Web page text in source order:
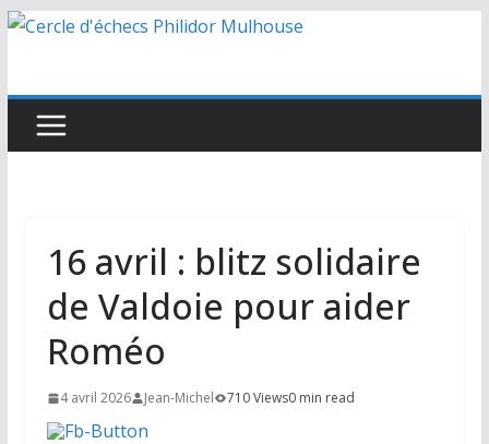
Passer
16 avril : blitz solidaire
de Valdoie pour aider
Roméo
4 avril 2026 Jean-Michel 710 Views0 min read